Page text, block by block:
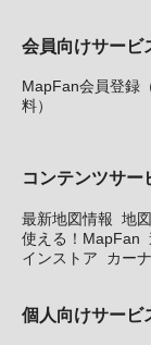
会員向けサービ
MapFan会員登録
料）
コンテンツサー
最新地図情報 地
使える！MapFan
インストア
カー
個人向けサービ